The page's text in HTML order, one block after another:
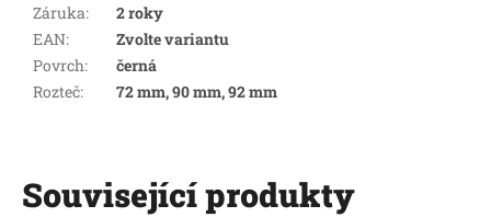
Záruka:
2 roky
EAN:
Zvolte variantu
Povrch:
černá
Rozteč: 72 mm, 90 mm, 92 mm
Související produkty